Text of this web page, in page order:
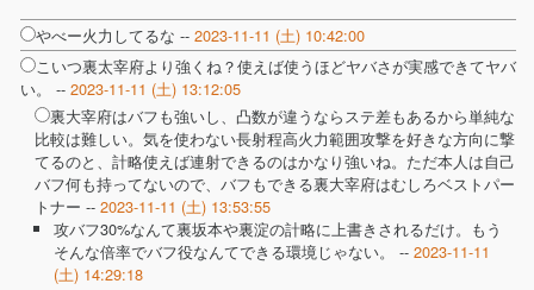
やべー火力してるな -- 2023-11-11 (土) 10:42:00
こいつ裏太宰府より強くね？使えば使うほどヤバさが実感できてヤバ
い。 -- 2023-11-11 (土) 13:12:05
裏大宰府はバフも強いし、凸数が違うならステ差もあるから単純な
比較は難しい。気を使わない長射程高火力範囲攻撃を好きな方向に撃
てるのと、計略使えば連射できるのはかなり強いね。ただ本人は自己
バフ何も持ってないので、バフもできる裏大宰府はむしろベストパー
トナー -- 2023-11-11 (土) 13:53:55
攻バフ30%なんて裏坂本や裏淀の計略に上書きされるだけ。もう
そんな倍率でバフ役なんてできる環境じゃない。 -- 2023-11-11
(土) 14:29:18